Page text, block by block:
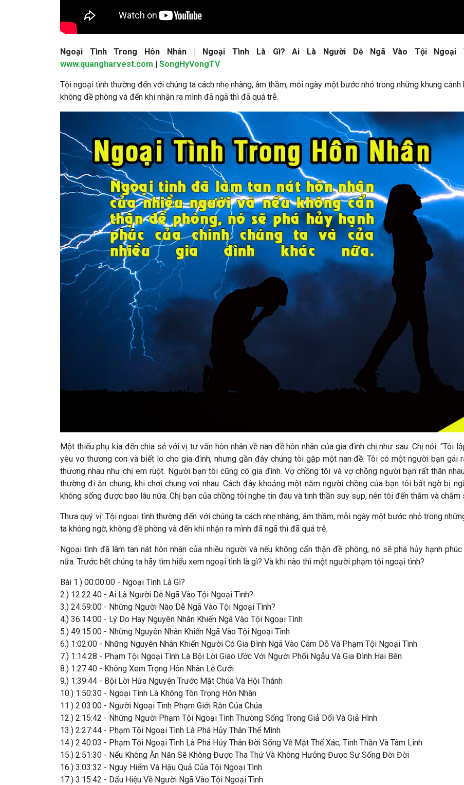
Ngoại Tình Trong Hôn Nhân | Ngoại Tình Là Gì? Ai Là Người Dễ Ngã Vào Tội Ngoại
www.quangharvest.com | SongHyVongTV
Tội ngoại tình thường đến với chúng ta cách nhẹ nhàng, âm thầm, mỗi ngày một bước nhỏ trong những khung
không đề phòng và đến khi nhận ra mình đã ngã thì đã quá trễ.
Một thiếu phụ kia đến chia sẻ với vị tư vấn hôn nhân về nan đề hôn nhân của gia đình chị như sau. Chị nói: "Tôi
yêu vợ thương con và biết lo cho gia đình, nhưng gần đây chúng tôi gặp một nan đề. Tôi có một người bạn gái
thương nhau như chị em ruột. Người bạn tôi cũng có gia đình. Vợ chồng tôi và vợ chồng người bạn rất thân
thường đi ăn chung, khi chơi chung vơi nhau. Cách đây khoảng một năm người chồng của bạn tôi bất ngờ bị
không sống được bao lâu nữa. Chị bạn của chồng tôi nghe tin đau và tinh thần suy sụp, nên tôi đến thăm và
Thưa quý vị: Tội ngoại tình thường đến với chúng ta cách nhẹ nhàng, âm thầm, mỗi ngày một bước nhỏ trong
ta không ngờ, không đề phòng và đến khi nhận ra mình đã ngã thì đã quá trễ.
Ngoại tình đã làm tan nát hôn nhân của nhiều người và nếu không cẩn thận đề phòng, nó sẽ phá hủy hạnh
nữa. Trước hết chúng ta hãy tìm hiểu xem ngoại tình là gì? Và khi nào thì một người phạm tội ngoại tình?
Bài 1.) 00:00:00 - Ngoại Tình Là Gì?
2.) 12:22:40 - Ai Là Người Dễ Ngã Vào Tội Ngoại Tình?
3.) 24:59:00 - Những Người Nào Dễ Ngã Vào Tội Ngoại Tình?
4.) 36:14:00 - Lý Do Hay Nguyên Nhân Khiến Ngã Vào Tội Ngoại Tình
5.) 49:15:00 - Những Nguyên Nhân Khiến Ngã Vào Tội Ngoại Tình
6.) 1:02:00 - Những Nguyên Nhân Khiến Người Có Gia Đình Ngã Vào Cám Dỗ Và Phạm Tội Ngoại Tình
7.) 1:14:28 - Phạm Tội Ngoại Tình Là Bội Lời Giao Ước Với Người Phối Ngẫu Và Gia Đình Hai Bên
8.) 1:27:40 - Không Xem Trọng Hôn Nhân Lễ Cưới
9.) 1:39:44 - Bội Lời Hứa Nguyện Trước Mặt Chúa Và Hội Thánh
10.) 1:50:30 - Ngoại Tình Là Không Tôn Trọng Hôn Nhân
11.) 2:03:00 - Người Ngoại Tình Phạm Giới Răn Của Chúa
12.) 2:15:42 - Những Người Phạm Tội Ngoại Tình Thường Sống Trong Giả Dối Và Giả Hình
13.) 2:27:44 - Phạm Tội Ngoại Tình Là Phá Hủy Thân Thể Mình
14.) 2:40:03 - Phạm Tội Ngoại Tình Là Phá Hủy Thân Đời Sống Về Mặt Thể Xác, Tinh Thần Và Tâm Linh
15.) 2:51:30 - Nếu Không Ăn Năn Sẽ Không Được Tha Thứ Và Không Hưởng Được Sự Sống Đời Đời
16.) 3:03:32 - Nguy Hiểm Và Hậu Quả Của Tội Ngoại Tình
17.) 3:15:42 - Dấu Hiệu Về Người Ngã Vào Tội Ngoại Tình